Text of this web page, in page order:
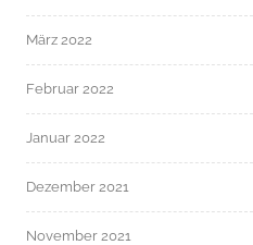
März 2022
Februar 2022
Januar 2022
Dezember 2021
November 2021